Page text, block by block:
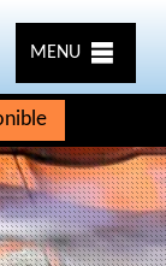
MENU